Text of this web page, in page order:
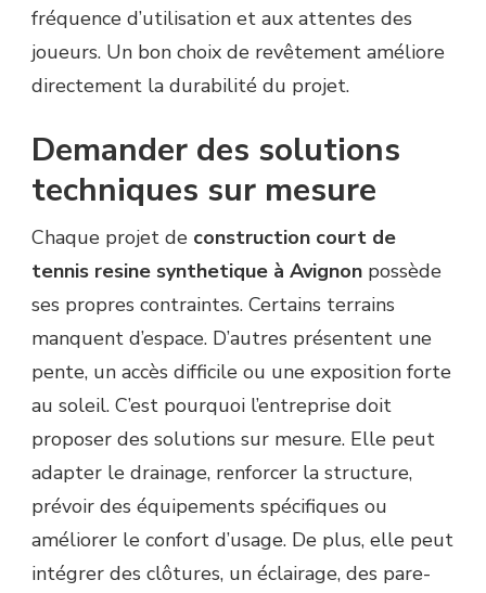
fréquence d’utilisation et aux attentes des
joueurs. Un bon choix de revêtement améliore
directement la durabilité du projet.
Demander des solutions
techniques sur mesure
Chaque projet de construction court de
tennis resine synthetique à Avignon possède
ses propres contraintes. Certains terrains
manquent d’espace. D’autres présentent une
pente, un accès difficile ou une exposition forte
au soleil. C’est pourquoi l’entreprise doit
proposer des solutions sur mesure. Elle peut
adapter le drainage, renforcer la structure,
prévoir des équipements spécifiques ou
améliorer le confort d’usage. De plus, elle peut
intégrer des clôtures, un éclairage, des pare-